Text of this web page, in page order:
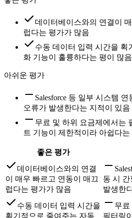
데이터베이스와의 연결이
럽다는 평가가 많음
수동 데이터 입력 시간을 획
화 기능이 훌륭하다는 평이 많음
아쉬운 평가
Salesforce 등 일부 시스템
오류가 발생한다는 지적이 있음
무료 및 하위 요금제에서는
트 기능이 제한적이라 아쉽다
좋은 평가
데이터베이스와의 연결
이 매우 빠르고 연동이 매끄
럽다는 평가가 많음
동 시
발생한
수동 데이터 입력 시간을
획기적으로 줄여주는 자동
무료
필터링